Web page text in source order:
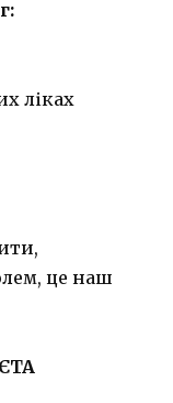
ліках
це наш